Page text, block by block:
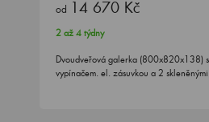
od 14 670 Kč
2 až 4 týdny
Dvoudveřová galerka (800x820x138) s
vypínačem. el. zásuvkou a 2